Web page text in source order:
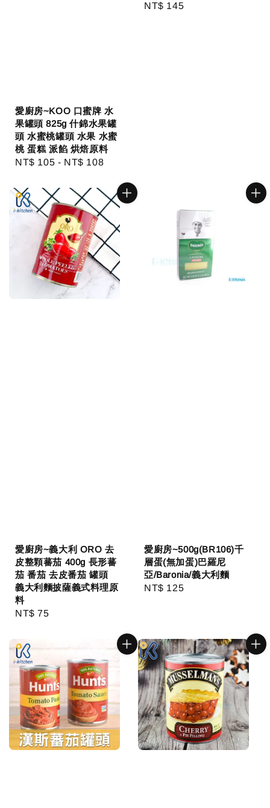
愛廚房~KOO 口蜜牌 水
果罐頭 825g 什錦水果罐
頭 水蜜桃罐頭 水果 水蜜
桃 蛋糕 派餡 烘焙原料
Regular
NT$ 105 - NT$ 108
Regular
NT$ 145
愛廚房~義大利 ORO 去
皮整顆蕃茄 400g 長形蕃
茄 番茄 去皮番茄 罐頭
義大利麵披薩義式料理原
料
Regular
NT$ 75
愛廚房~500g(BR106)千
層蛋(無加蛋)巴羅尼
亞/Baronia/義大利麵
Regular
NT$ 125